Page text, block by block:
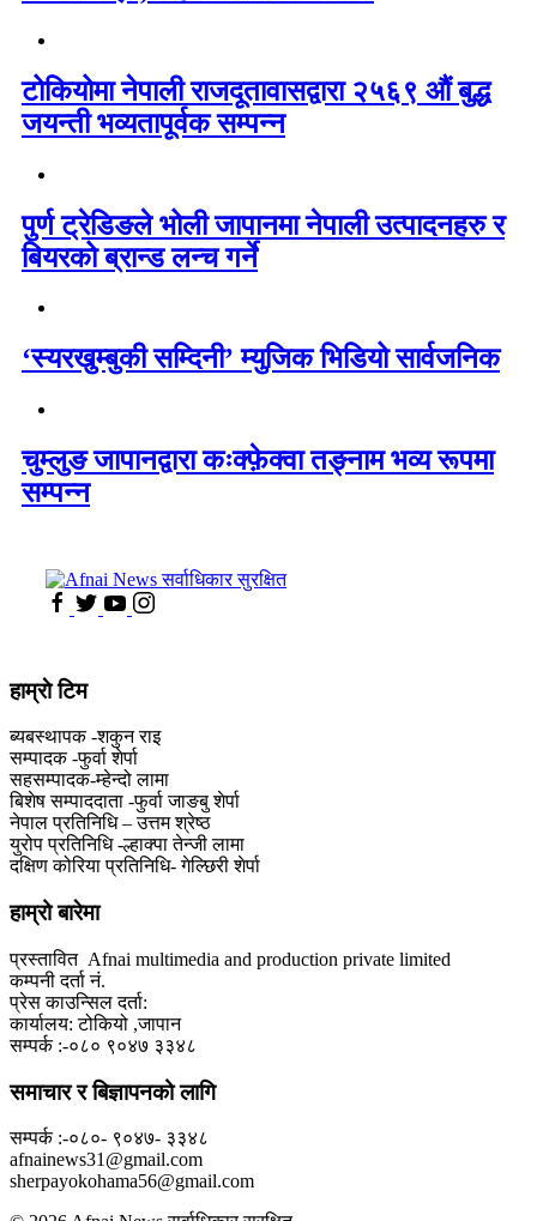
टोकियोमा नेपाली राजदूतावासद्वारा २५६९ औं बुद्ध
जयन्ती भव्यतापूर्वक सम्पन्न
पुर्ण ट्रेडिङले भोली जापानमा नेपाली उत्पादनहरु र
बियरको ब्रान्ड लन्च गर्ने
‘स्यरखुम्बुकी सम्दिनी’ म्युजिक भिडियो सार्वजनिक
चुम्लुङ जापानद्वारा कःक्फ़ेक्वा तङ्नाम भव्य रूपमा
सम्पन्न
हाम्राे टिम
ब्यबस्थापक -शकुन राइ
सम्पादक -फुर्वा शेर्पा
सहसम्पादक-म्हेन्दो लामा
‍बिशेष सम्पाददाता -फुर्वा जा‌ङबु शेर्पा
नेपाल प्रतिनिधि – उत्तम श्रेष्ठ
युरोप प्रतिनिधि -ल्हाक्पा तेन्जी लामा
दक्षिण कोरिया प्रतिनिधि- गेल्छिरी शेर्पा
हाम्रो बारेमा
प्रस्तावित Afnai multimedia and production private limited
कम्पनी दर्ता नं.
प्रेस काउन्सिल दर्ता:
कार्यालय: टोकियो ,जापान
सम्पर्क :-०८० ९०४७ ३३४८
समाचार र बिज्ञापनको लागि
सम्पर्क :-०८०- ९०४७- ३३४८
afnainews31@gmail.com
sherpayokohama56@gmail.com